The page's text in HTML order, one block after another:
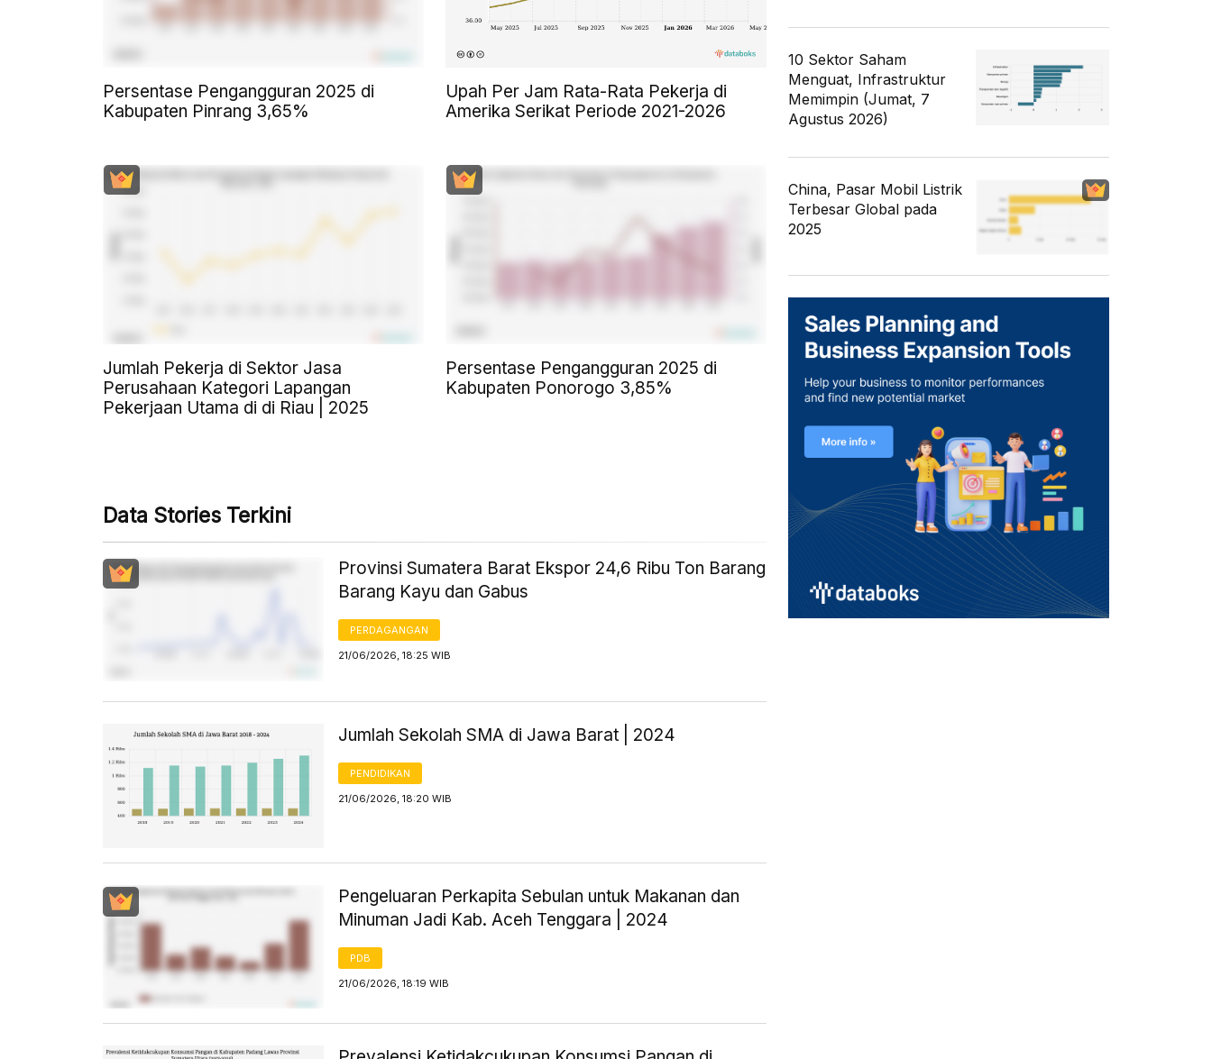
Persentase Pengangguran 2025 di
Kabupaten Pinrang 3,65%
Upah Per Jam Rata-Rata Pekerja di
Amerika Serikat Periode 2021-2026
Jumlah Pekerja di Sektor Jasa
Perusahaan Kategori Lapangan
Pekerjaan Utama di di Riau | 2025
Persentase Pengangguran 2025 di
Kabupaten Ponorogo 3,85%
Data Stories Terkini
Provinsi Sumatera Barat Ekspor 24,6 Ribu Ton Barang
Barang Kayu dan Gabus
PERDAGANGAN
21/06/2026, 18:25 WIB
Jumlah Sekolah SMA di Jawa Barat | 2024
PENDIDIKAN
21/06/2026, 18:20 WIB
Pengeluaran Perkapita Sebulan untuk Makanan dan
Minuman Jadi Kab. Aceh Tenggara | 2024
PDB
21/06/2026, 18:19 WIB
10 Sektor Saham
Menguat, Infrastruktur
Memimpin (Jumat, 7
Agustus 2026)
China, Pasar Mobil Listrik
Terbesar Global pada
2025